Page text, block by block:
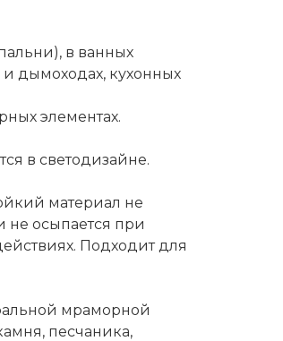
в ванных
и дымоходах, кухонных
элементах.
в светодизайне.
материал не
не осыпается при
Подходит для
мраморной
песчаника,